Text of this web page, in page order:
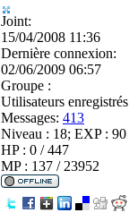
Joint:
15/04/2008 11:36
Dernière connexion:
02/06/2009 06:57
Groupe :
Utilisateurs enregistrés
Messages: 413
Niveau : 18; EXP : 90
HP : 0 / 447
MP : 137 / 23952